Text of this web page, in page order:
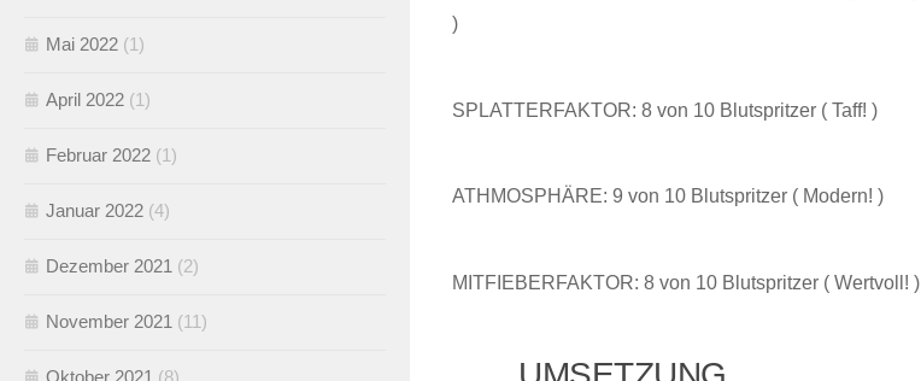
)
SPLATTERFAKTOR: 8 von 10 Blutspritzer ( Taff! )
ATHMOSPHÄRE: 9 von 10 Blutspritzer ( Modern! )
MITFIEBERFAKTOR: 8 von 10 Blutspritzer ( Wertvoll! )
Mai 2022 (1)
April 2022 (1)
Februar 2022 (1)
Januar 2022 (4)
Dezember 2021 (2)
November 2021 (11)
Oktober 2021 (8)